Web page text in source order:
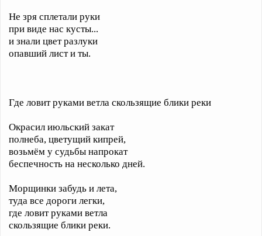
Не зря сплетали руки
при виде нас кусты...
и знали цвет разлуки
опавший лист и ты.
Где ловит руками ветла скользящие блики реки
Окрасил июльский закат
полнеба, цветущий кипрей,
возьмём у судьбы напрокат
беспечность на несколько дней.
Морщинки забудь и лета,
туда все дороги легки,
где ловит руками ветла
скользящие блики реки.